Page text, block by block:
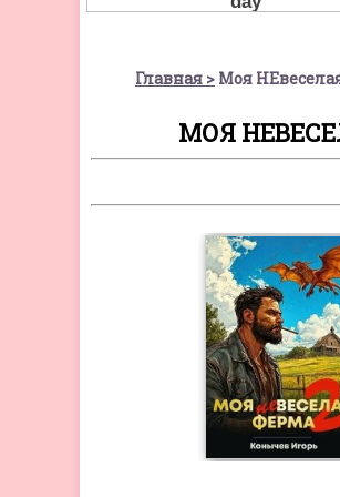
Главная Моя
МОЯ